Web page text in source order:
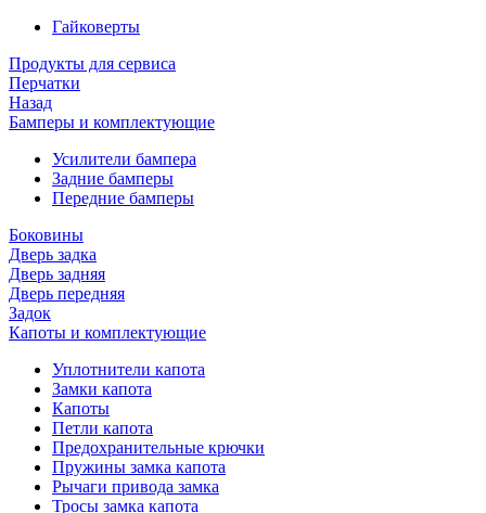
Гайковерты
Продукты для сервиса
Перчатки
Назад
Бамперы и комплектующие
Усилители бампера
Задние бамперы
Передние бамперы
Боковины
Дверь задка
Дверь задняя
Дверь передняя
Задок
Капоты и комплектующие
Уплотнители капота
Замки капота
Капоты
Петли капота
Предохранительные крючки
Пружины замка капота
Рычаги привода замка
Тросы замка капота